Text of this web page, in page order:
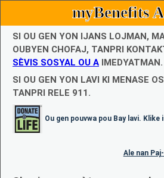
myBenefits
SI OU GEN YON IJANS LOJMAN,
OUBYEN CHOFAJ, TANPRI
SÈVIS SOSYAL OU A IMEDYATMAN.
SI OU GEN YON LAVI KI MENASE
TANPRI RELE 911.
Ou gen pouvwa pou Bay lavi.
Ale nan